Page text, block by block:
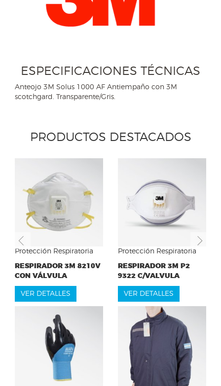
ESPECIFICACIONES TÉCNICAS
Anteojo 3M Solus 1000 AF Antiempaño con 3M
scotchgard. Transparente/Gris.
PRODUCTOS DESTACADOS
Protección Respiratoria
RESPIRADOR 3M 8210V
CON VÁLVULA
VER DETALLES
Protección Respiratoria
RESPIRADOR 3M P2
9322 C/VALVULA
VER DETALLES